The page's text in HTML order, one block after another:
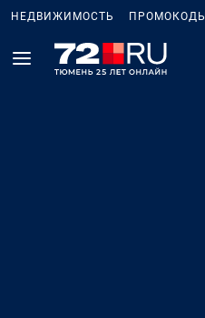
НЕДВИЖИМОСТЬ ПРОМОКОДЫ